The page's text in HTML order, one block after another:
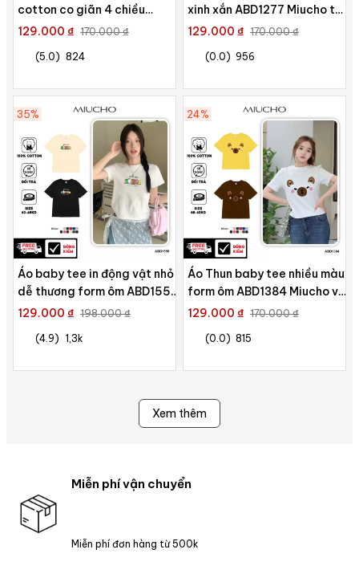
cotton co giãn 4 chiều
thoáng mát ABD1694
129.000 ₫ 170.000 ₫
(5.0) 824
xinh xắn ABD1277 Miucho tay
ngắn cổ tròn in hình Hà Nội
129.000 ₫ 170.000 ₫
(0.0) 956
35%
Áo baby tee in động vật nhỏ
dễ thương form ôm ABD1555
Miucho vải cotton co giãn in
129.000 ₫ 198.000 ₫
(4.9) 1,3k
24%
Áo Thun baby tee nhiều màu
form ôm ABD1384 Miucho vải
cotton co giãn in mix
129.000 ₫ 170.000 ₫
(0.0) 815
Xem thêm
Miễn phí vận chuyển
Miễn phí đơn hàng từ 500k